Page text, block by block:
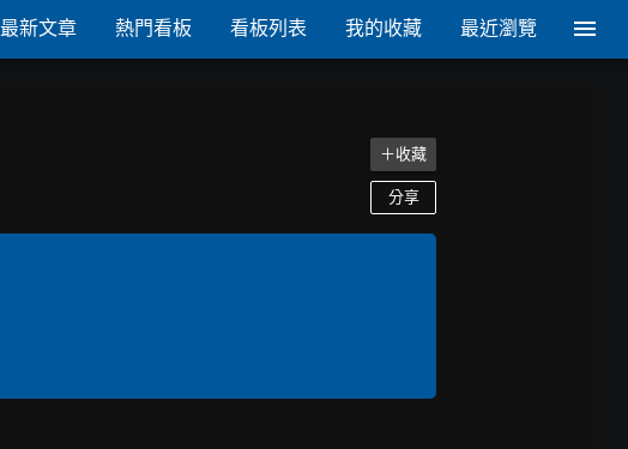
最新文章 熱門看板 看板列表 我的收藏 最近瀏覽
＋收藏
分享